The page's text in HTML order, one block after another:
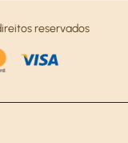
reservados